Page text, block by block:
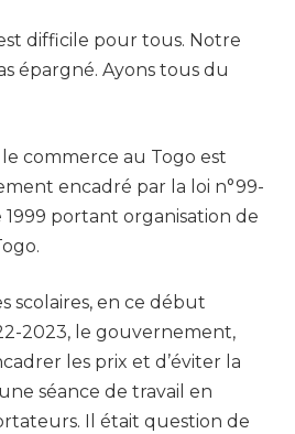
difficile pour tous. Notre
épargné. Ayons tous du
commerce au Togo est
encadré par la loi n°99-
1999 portant organisation de
scolaires, en ce début
2023, le gouvernement,
les prix et d’éviter la
séance de travail en
Il était question de